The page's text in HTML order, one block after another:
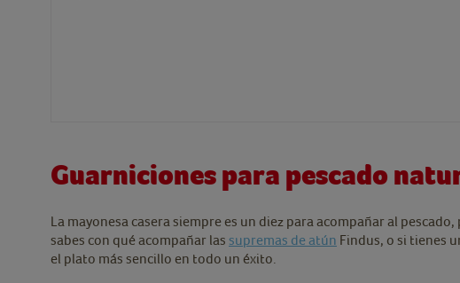
Guarniciones para pescado
La mayonesa casera siempre es un diez para acompañar al
sabes con qué acompañar las supremas de atún Findus, o si tienes
el plato más sencillo en todo un éxito.